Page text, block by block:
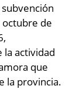
de
actividad
que
la provincia.